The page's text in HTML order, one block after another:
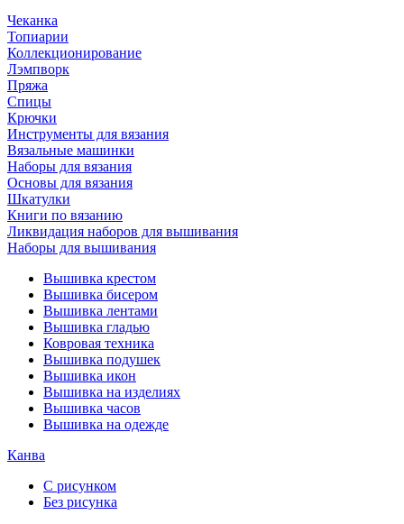
Чеканка
Топиарии
Коллекционирование
Лэмпворк
Пряжа
Спицы
Крючки
Инструменты для вязания
Вязальные машинки
Наборы для вязания
Основы для вязания
Шкатулки
Книги по вязанию
Ликвидация наборов для вышивания
Наборы для вышивания
Вышивка крестом
Вышивка бисером
Вышивка лентами
Вышивка гладью
Ковровая техника
Вышивка подушек
Вышивка икон
Вышивка на изделиях
Вышивка часов
Вышивка на одежде
Канва
С рисунком
Без рисунка